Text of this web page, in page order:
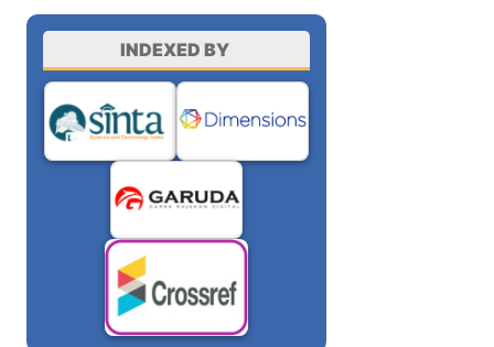
INDEXED BY